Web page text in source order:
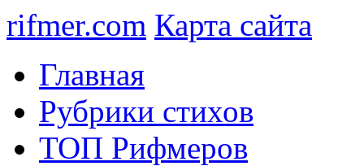
rifmer.com Карта сайта
Главная
Рубрики стихов
ТОП Рифмеров